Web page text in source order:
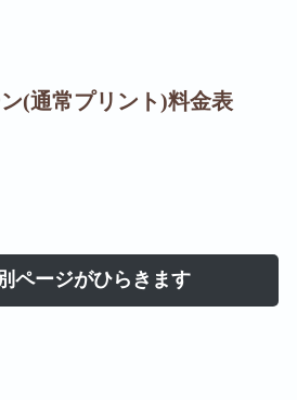
(通常プリント)料金表
ページがひらきます